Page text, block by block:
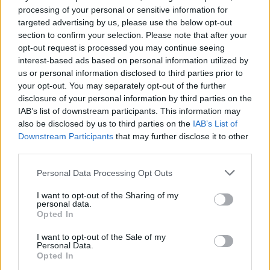
processing of your personal or sensitive information for
targeted advertising by us, please use the below opt-out
section to confirm your selection. Please note that after your
opt-out request is processed you may continue seeing
interest-based ads based on personal information utilized by
us or personal information disclosed to third parties prior to
your opt-out. You may separately opt-out of the further
disclosure of your personal information by third parties on the
IAB’s list of downstream participants. This information may
also be disclosed by us to third parties on the IAB’s List of
Downstream Participants that may further disclose it to other
Please note that this website/app uses one or more Google
not limited to your visit or usage behaviour. You may click to
grant or deny consent to Google and its third-party tags to
use your data for below specified purposes in below Google
consent section.
Personal Data Processing Opt Outs
I want to opt-out of the Sharing of my
personal data.
Opted In
I want to opt-out of the Sale of my
Personal Data.
Opted In
csodánkra jártak, hogy ilyen bolondot még nem
láttak. Pedig próbáltam volna magammal rántani
más, hasonló gondolkodású fiatalokat, de akkor
nem sikerült. Ma már, amikor látják a sikereinket,
szívesen fordulnak hozzánk segítségért.
Édesanyámnak viszont nem voltak kételyei, de azért
mindig ott volt az intő szó is, hogy csak lépésenként
haladjunk előre, ne menjünk bele hirtelen nagy
dolgokba. Örülök, hogy ezt megfogadtam, hiszen
fiatalként hajlamos voltam az ellenkezőjére.
Mi volt a kezdetekben a legnehezebb?
A tapasztalat hiánya, hiszen nulla tudással kezdtünk
neki. Az lebegett a szemünk előtt, hogy valamikor a
nagyszüleink is így csinálták, ne mondja senki, hogy
ezt nem lehet, csak meg kell tanulni. Nagy
szerencsénk volt, hogy fordulhattunk tanácsért az
idősebb generációhoz, Fülöpjakabról Nemes Matyi
bácsi személyében hatalmas segítséget kaptam. Ő a